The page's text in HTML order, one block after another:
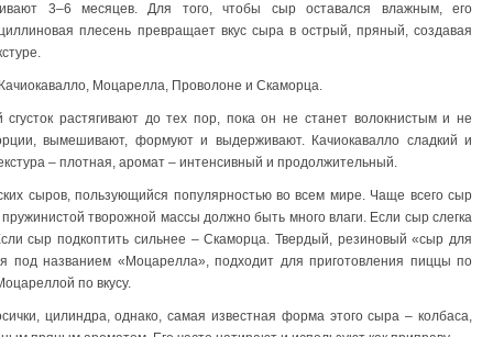
3–6 месяцев. Для того, чтобы сыр оставался влажным, его
плесень превращает вкус сыра в острый, пряный, создавая
Моцарелла, Проволоне и Скаморца.
растягивают до тех пор, пока он не станет волокнистым и не
вымешивают, формуют и выдерживают. Качиокавалло сладкий и
– плотная, аромат – интенсивный и продолжительный.
сыров, пользующийся популярностью во всем мире. Чаще всего сыр
творожной массы должно быть много влаги. Если сыр слегка
сыр подкоптить сильнее – Скаморца. Твердый, резиновый «сыр для
под названием «Моцарелла», подходит для приготовления пиццы по
по вкусу.
цилиндра, однако, самая известная форма этого сыра – колбаса,